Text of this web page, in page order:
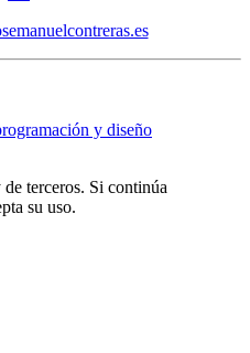
y diseño
terceros. Si continúa
su uso.